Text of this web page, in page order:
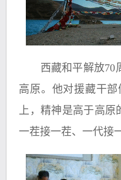
西藏和平解放70
高原。他对援藏干
上，精神是高于高
一茬接一茬、一代接